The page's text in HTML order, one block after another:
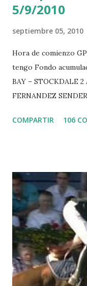
o
5/9/2010
septiembre 05, 2010
Hora de comienzo
tengo Fondo
BAY – STOCKDALE
FERNANDEZ
-EPAILLARD 7 GIG
POWER - MILLAR 5
HERO -LEJAUNE 7
BREEN 9 JALLA DE
NOVEL -
CLUB LADY -
LORENZO -
TOPINAMBOUR -
INTERTOY Z -
COMPARTIR 106